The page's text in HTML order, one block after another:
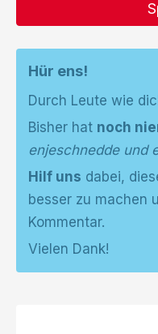
Hür ens!
Durch Leute wie
Bisher hat noch
enjeschnedde und
Hilf uns dabei,
besser zu machen
Kommentar.
Vielen Dank!